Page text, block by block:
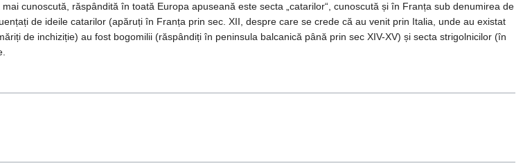
cunoscută, răspândită în toată Europa apuseană este secta „catarilor“, cunoscută și în Franța sub denumirea de
de ideile catarilor (apăruți în Franța prin sec. XII, despre care se crede că au venit prin Italia, unde au existat
de inchiziție) au fost bogomilii (răspândiți în peninsula balcanică până prin sec XIV-XV) și secta strigolnicilor (în